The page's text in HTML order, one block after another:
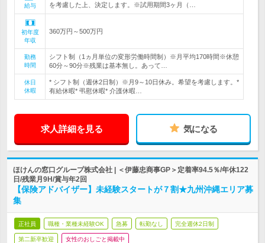
給与
を考慮した上、決定します。※試用期間3ヶ月（…
初年度
年収
360万円～500万円
勤務
時間
シフト制（1ヵ月単位の変形労働時間制）※月平均170時間※休憩
60分～90分※残業は基本無し。あって…
休日
休暇
* シフト制（週休2日制）※月9～10日休み。希望を考慮します。*
有給休暇* 弔慰休暇* 介護休暇…
求人詳細を見る 気になる
ほけんの窓口グループ株式会社 | ＜伊藤忠商事GP＞定着率94.5％/年休122
日/残業月9H/賞与年2回
【保険アドバイザー】未経験スタートが７割★九州沖縄エリア募
集
正社員 職種・業種未経験OK 急募 転勤なし 完全週休2日制
第二新卒歓迎 女性のおしごと掲載中